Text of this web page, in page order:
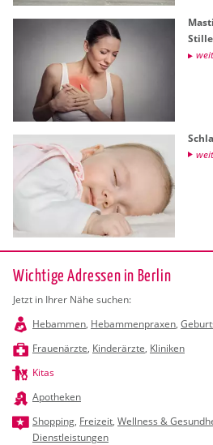
Wichtige Adressen in Berlin
Jetzt in Ihrer Nähe suchen:
Hebammen, Hebammenpraxen,
Frauenärzte, Kinderärzte, Kliniken
Kitas
Apotheken
Shopping, Freizeit, Wellness &
Dienstleistungen